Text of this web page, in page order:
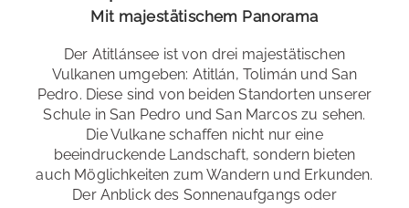
Mit majestätischem Panorama
Der Atitlánsee ist von drei majestätischen
Vulkanen umgeben: Atitlán, Tolimán und San
Pedro. Diese sind von beiden Standorten unserer
Schule in San Pedro und San Marcos zu sehen.
Die Vulkane schaffen nicht nur eine
beeindruckende Landschaft, sondern bieten
auch Möglichkeiten zum Wandern und Erkunden.
Der Anblick des Sonnenaufgangs oder
Brandenburg, Hamburg, Hessen, Niedersachsen,
Holstein, Thüringen